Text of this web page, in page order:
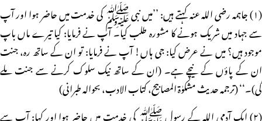
(۱) جاہمہ رضی اللہ عنہ کہتے ہیں: ’’میں نبی ﷺ کی خدمت میں حاضر ہوا اور آپ
سے جہاد میں شریک ہونے کا مشورہ طلب کیا۔ آپ نے فرمایا: کیا تیرے ماں باپ
موجود ہیں؟ میں نے عرض کیا: جی ہاں! آپ نے فرمایا: تو ان کے ساتھ رہ، جنت
ان کے پاؤں کے نیچے ہے۔ (ان کے ساتھ نیک سلوک کرنے سے جنت ملے
گی)۔‘‘ (ترجمہ حدیث مشکوٰۃ المصابیح، کتاب الادب، بحوالہ طبرانی)
(۲) ایک آدمی اللہ کے رسول ﷺ کی خدمت میں حاضر ہوا اور کہا: آپ سے